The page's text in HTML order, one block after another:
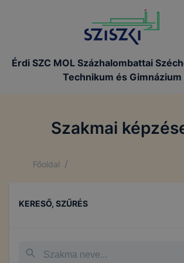
Érdi SZC MOL Százhalombattai
Technikum és Gimnázium
Szakmai
Főoldal /
KERESŐ, SZŰRÉS